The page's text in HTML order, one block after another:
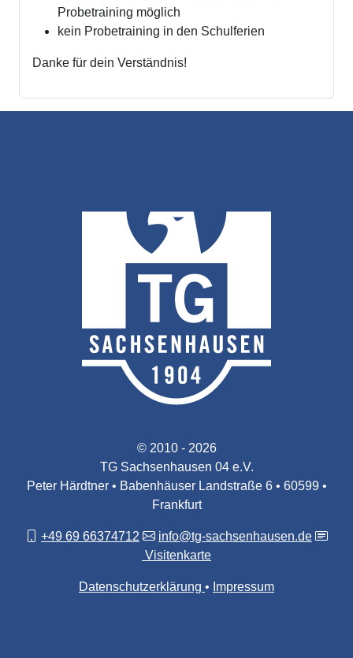
Probetraining möglich
kein Probetraining in den Schulferien
Danke für dein Verständnis!
© 2010 - 2026
TG Sachsenhausen 04 e.V.
Peter Härdtner • Babenhäuser Landstraße 6 • 60599 •
Frankfurt
+49 69 66374712
info@tg-sachsenhausen.de
Visitenkarte
Datenschutzerklärung Impressum